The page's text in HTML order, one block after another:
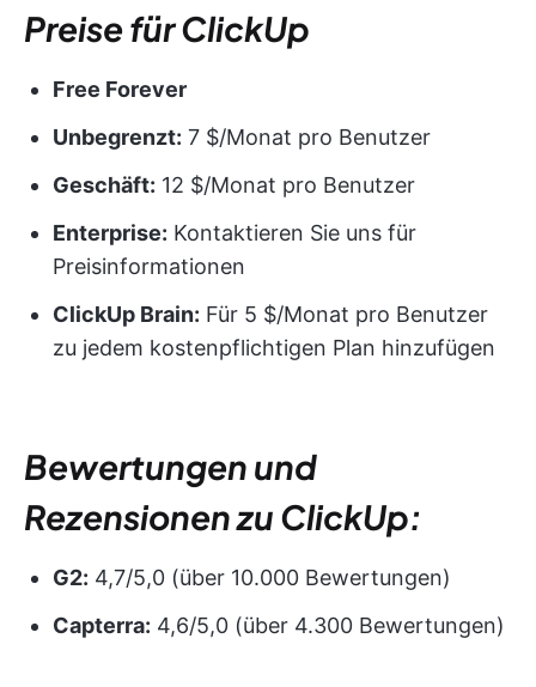
Preise für ClickUp
Free Forever
Unbegrenzt: 7 $/Monat pro Benutzer
Geschäft: 12 $/Monat pro Benutzer
Enterprise: Kontaktieren Sie uns für
Preisinformationen
ClickUp Brain: Für 5 $/Monat pro Benutzer
zu jedem kostenpflichtigen Plan hinzufügen
Bewertungen und
Rezensionen zu ClickUp:
G2: 4,7/5,0 (über 10.000 Bewertungen)
Capterra: 4,6/5,0 (über 4.300 Bewertungen)